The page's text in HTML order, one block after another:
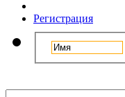
Регистрация